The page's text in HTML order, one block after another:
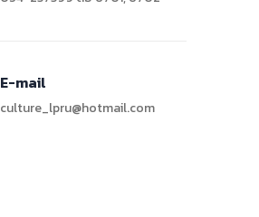
E-mail
culture_lpru@hotmail.com